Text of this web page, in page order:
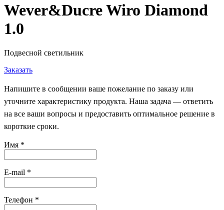
Wever&Ducre Wiro Diamond
1.0
Подвесной светильник
Заказать
Напишите в сообщении ваше пожелание по заказу или
уточните характеристику продукта. Наша задача — ответить
на все ваши вопросы и предоставить оптимальное решение в
короткие сроки.
Имя *
E-mail *
Телефон *